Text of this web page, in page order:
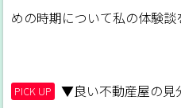
めの時期について私の体験談
PICK UP
▼良い不動産屋の見